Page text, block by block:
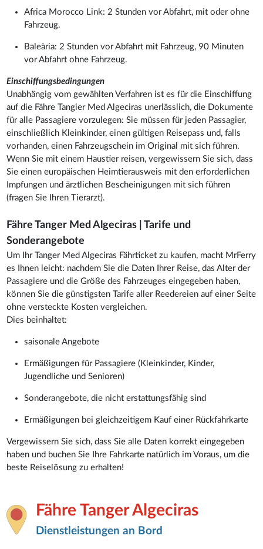
Africa Morocco Link: 2 Stunden vor Abfahrt, mit oder ohne
Fahrzeug.
Baleària: 2 Stunden vor Abfahrt mit Fahrzeug, 90 Minuten
vor Abfahrt ohne Fahrzeug.
Einschiffungsbedingungen
Unabhängig vom gewählten Verfahren ist es für die Einschiffung
auf die Fähre Tangier Med Algeciras unerlässlich, die Dokumente
für alle Passagiere vorzulegen: Sie müssen für jeden Passagier,
einschließlich Kleinkinder, einen gültigen Reisepass und, falls
vorhanden, einen Fahrzeugschein im Original mit sich führen.
Wenn Sie mit einem Haustier reisen, vergewissern Sie sich, dass
Sie einen europäischen Heimtierausweis mit den erforderlichen
Impfungen und ärztlichen Bescheinigungen mit sich führen
(fragen Sie Ihren Tierarzt).
Fähre Tanger Med Algeciras | Tarife und
Sonderangebote
Um Ihr Tanger Med Algeciras Fährticket zu kaufen, macht MrFerry
es Ihnen leicht: nachdem Sie die Daten Ihrer Reise, das Alter der
Passagiere und die Größe des Fahrzeuges eingegeben haben,
können Sie die günstigsten Tarife aller Reedereien auf einer Seite
ohne versteckte Kosten vergleichen.
Dies beinhaltet:
saisonale Angebote
Ermäßigungen für Passagiere (Kleinkinder, Kinder,
Jugendliche und Senioren)
Sonderangebote, die nicht erstattungsfähig sind
Ermäßigungen bei gleichzeitigem Kauf einer Rückfahrkarte
Vergewissern Sie sich, dass Sie alle Daten korrekt eingegeben
haben und buchen Sie Ihre Fahrkarte natürlich im Voraus, um die
beste Reiselösung zu erhalten!
Fähre Tanger Algeciras
Dienstleistungen an Bord